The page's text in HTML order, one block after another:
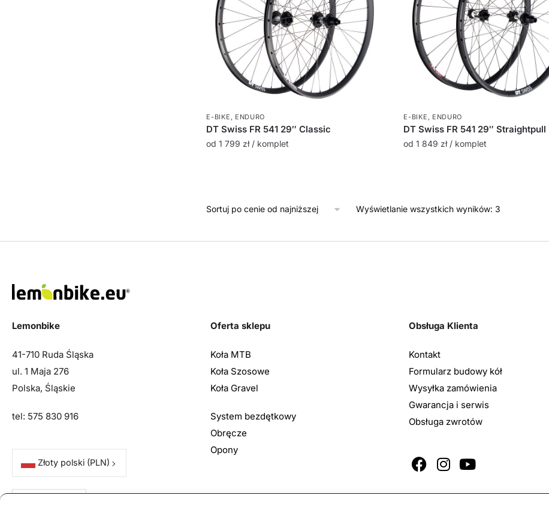
E-BIKE ENDURO
DT Swiss FR 541 29″ Classic
od1 799 zł/ komplet
E-BIKE ENDURO
DT Swiss FR 541 29″ Straightpull
od1 849 zł/ komplet
Wyświetlanie wszystkich wyników: 3
Lemonbike
41-710 Ruda Śląska
ul. 1 Maja 276
Polska, Śląskie
tel: 575 830 916
Złoty polski (PLN)
Oferta sklepu
Koła MTB
Koła Szosowe
Koła Gravel
System bezdętkowy
Obręcze
Opony
Obsługa Klienta
Kontakt
Formularz budowy kół
Wysyłka zamówienia
Gwarancja i serwis
Obsługa zwrotów